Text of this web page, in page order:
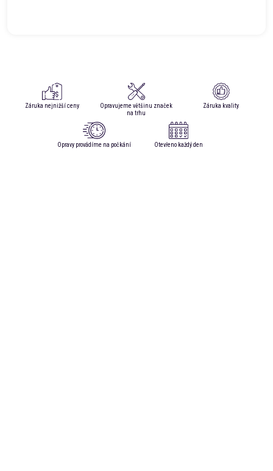
Záruka nejnižší ceny
Opravujeme většinu značek
na trhu
Záruka kvality
Opravy provádíme na počkání Otevřeno každý den